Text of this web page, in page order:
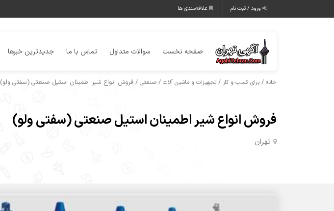
ورود / ثبت نام علاقه‌مندی ها
صفحه نخست سوالات متداول تماس با ما جدیدترین خبرها
خانه / برای کسب و کار / تجهیزات و ماشین آلات / صنعتی / فروش انواع شیر اطمینان استیل صنعتی (سفتی ولو)
فروش انواع شیر اطمینان استیل صنعتی (سفتی ولو)
تهران